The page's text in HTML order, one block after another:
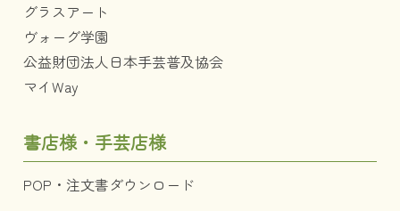
グラスアート
ヴォーグ学園
公益財団法人日本手芸普及協会
マイWay
書店様・手芸店様
POP・注文書ダウンロード